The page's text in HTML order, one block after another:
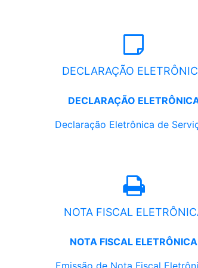
DECLARAÇÃO
DECLARAÇÃO
Declaração Eletrônica de
NOTA FISCAL
NOTA FISCAL ELETRÔNICA